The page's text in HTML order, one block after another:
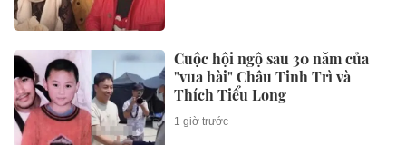
Cuộc hội ngộ sau 30 năm của
"vua hài" Châu Tinh Trì và
Thích Tiểu Long
1 giờ trước